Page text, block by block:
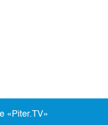
«Piter.TV»